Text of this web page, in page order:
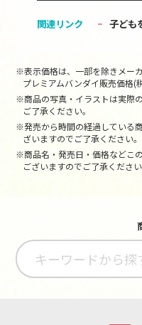
関連リンク 子ども
※表示価格は、一部を除きメー
プレミアムバンダイ販売価格(
※商品の写真・イラストは実際
ご了承ください。
※発売から時間の経過している
ざいますのでご了承ください。
※商品名・発売日・価格などこ
ございますのでご了承ください